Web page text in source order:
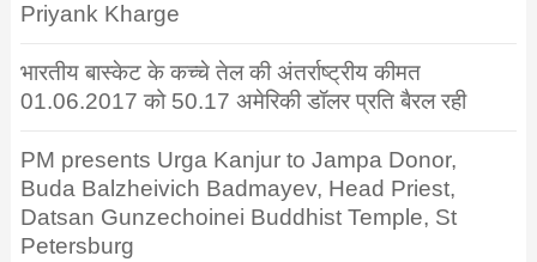
Priyank Kharge
भारतीय बास्केट के कच्चे तेल की अंतर्राष्ट्रीय कीमत
01.06.2017 को 50.17 अमेरिकी डॉलर प्रति बैरल रही
PM presents Urga Kanjur to Jampa Donor,
Buda Balzheivich Badmayev, Head Priest,
Datsan Gunzechoinei Buddhist Temple, St
Petersburg